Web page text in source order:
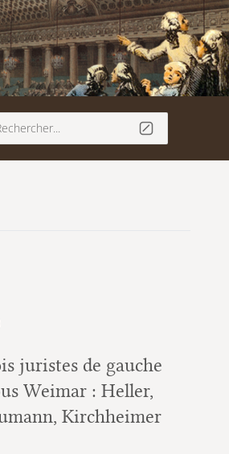
juristes de gauche
Weimar : Heller,
Kirchheimer